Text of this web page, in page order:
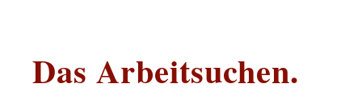
Das Arbeitsuchen.